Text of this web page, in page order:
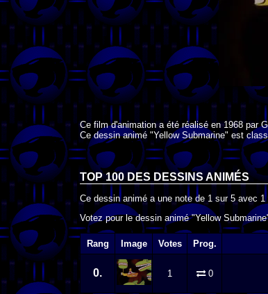
Ce film d'animation a été réalisé en1968par
Ce dessin animé "Yellow Submarine" est
TOP 100 DES DESSINS ANIMÉS
Ce dessin animé a une note de 1 sur 5 avec 1
Votez pour le dessin animé "Yellow
Rang Image Votes Prog.
0. 1 0